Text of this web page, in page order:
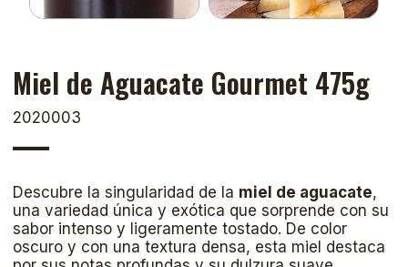
Miel de Aguacate Gourmet 475g
2020003
Descubre la singularidad de la miel de aguacate,
una variedad única y exótica que sorprende con su
sabor intenso y ligeramente tostado. De color
oscuro y con una textura densa, esta miel destaca